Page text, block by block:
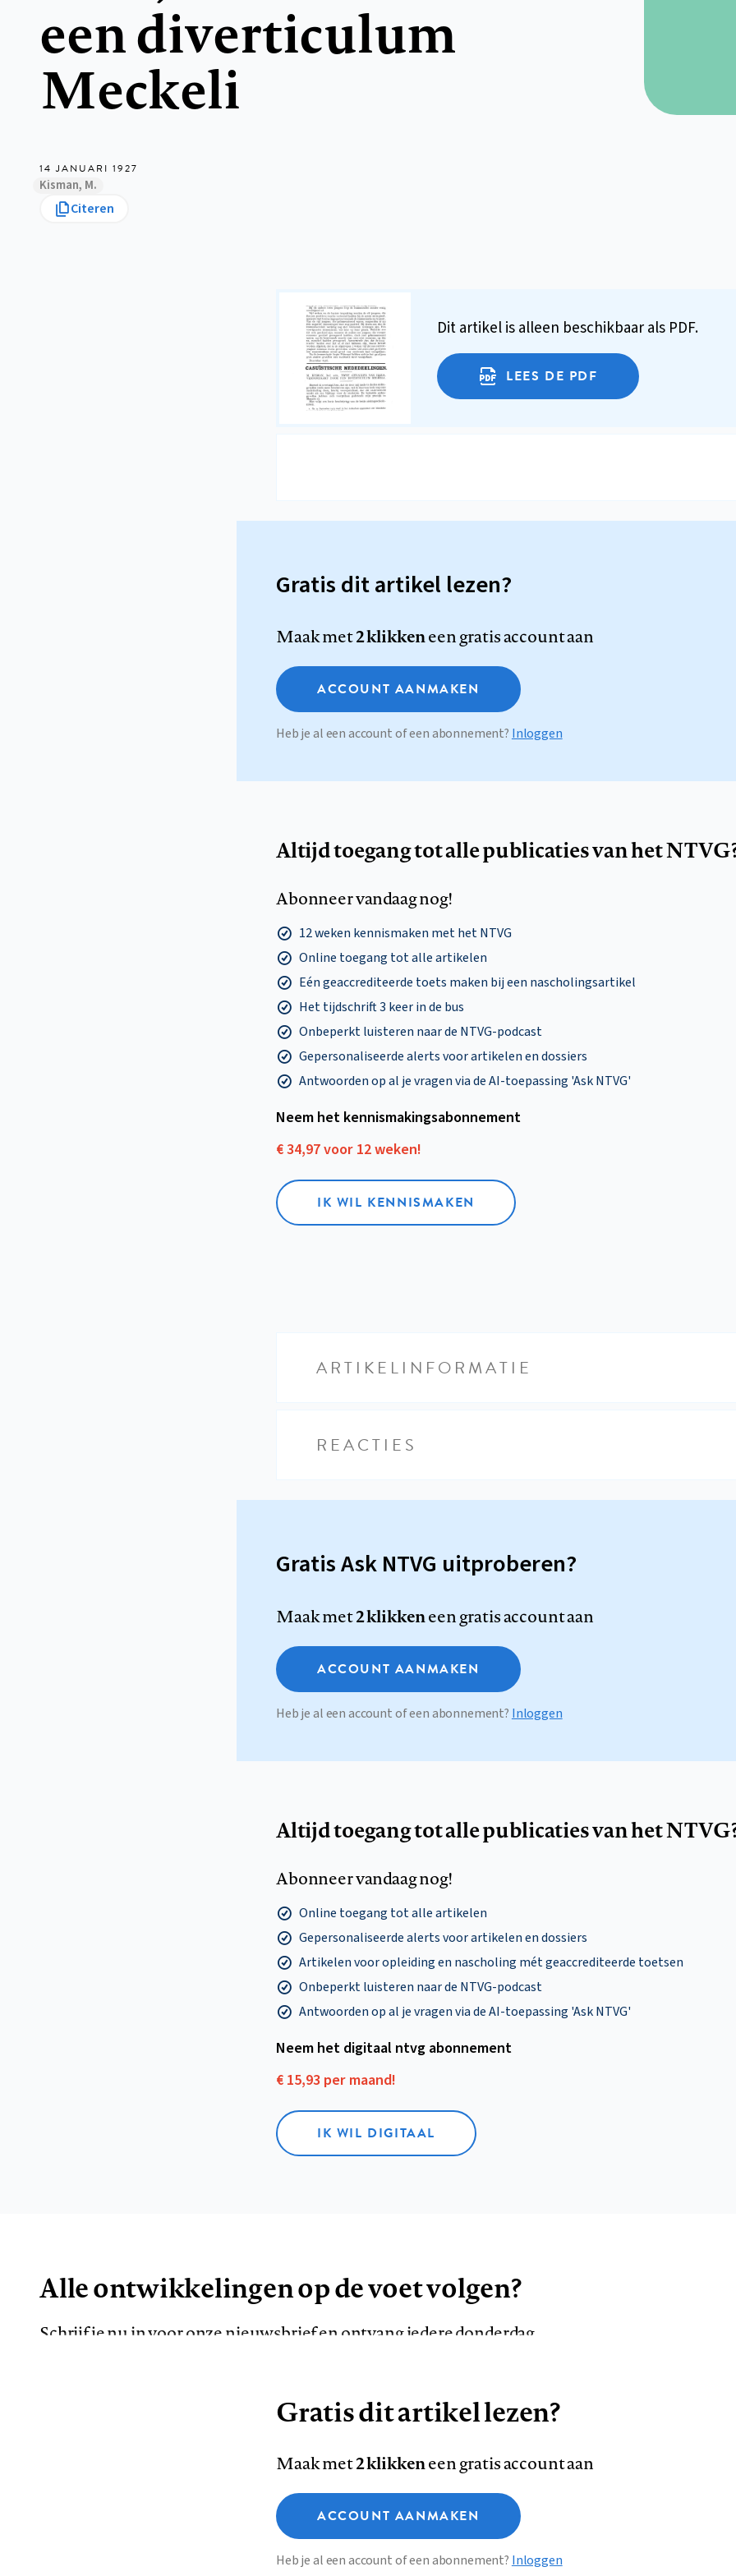
een diverticulum
Meckeli
14 JANUARI 1927
Kisman, M.
Citeren
Dit artikel is alleen beschikbaar als PDF.
LEES DE PDF
Gratis dit artikel lezen?
Maak met2 klikkeneen gratis account aan
ACCOUNT AANMAKEN
Heb je al een account of een abonnement? Inloggen
Altijd toegang tot alle publicaties van het
Abonneer vandaag nog!
12 weken kennismaken met het NTVG
Online toegang tot alle artikelen
Eén geaccrediteerde toets maken bij een nascholingsartikel
Het tijdschrift 3 keer in de bus
Onbeperkt luisteren naar de NTVG-podcast
Gepersonaliseerde alerts voor artikelen en dossiers
Antwoorden op al je vragen via de AI-toepassing 'Ask NTVG'
Neem het kennismakings­abonnement
€ 34,97 voor 12 weken!
IK WIL KENNISMAKEN
ARTIKELINFORMATIE
REACTIES
Gratis Ask NTVG uitproberen?
Maak met2 klikkeneen gratis account aan
ACCOUNT AANMAKEN
Heb je al een account of een abonnement? Inloggen
Altijd toegang tot alle publicaties van het
Abonneer vandaag nog!
Online toegang tot alle artikelen
Gepersonaliseerde alerts voor artikelen en dossiers
Artikelen voor opleiding en nascholing mét geaccrediteerde toetsen
Onbeperkt luisteren naar de NTVG-podcast
Antwoorden op al je vragen via de AI-toepassing 'Ask NTVG'
Neem het digitaal ntvg abonnement
€ 15,93 per maand!
IK WIL DIGITAAL
Alle ontwikkelingen op de voet volgen?
Schrijf je nu in voor onze nieuwsbrief en ontvang iedere donderdag
AANMELDEN
Colofon Disclaimer Privacy About us
Deze site gebruikt cookies
Functionele cookies
Analytische cookies
Gratis dit artikel lezen?
Maak met2 klikkeneen gratis account aan
ACCOUNT AANMAKEN
Heb je al een account of een abonnement? Inloggen